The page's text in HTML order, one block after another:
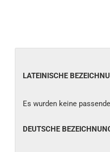
LATEINISCHE
LATEINISCHE
Es wurden keine
DEUTSCHE
DEUTSCHE